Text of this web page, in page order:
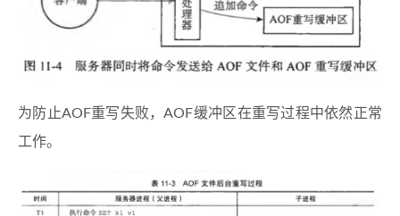
为防止AOF重写失败，AOF缓冲区在重写过程中依然正常
工作。